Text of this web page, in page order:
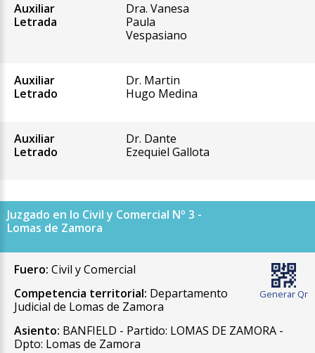
Auxiliar
Letrada
Dra. Vanesa
Paula
Vespasiano
Auxiliar
Letrado
Dr. Martin
Hugo Medina
Auxiliar
Letrado
Dr. Dante
Ezequiel Gallota
Juzgado en lo Civil y Comercial Nº 3 -
Lomas de Zamora
Generar Qr
Fuero: Civil y Comercial
Competencia territorial: Departamento
Judicial de Lomas de Zamora
Asiento: BANFIELD - Partido: LOMAS DE ZAMORA -
Dpto: Lomas de Zamora